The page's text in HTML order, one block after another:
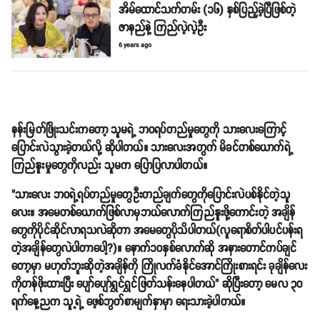
အိမ်ထောင်သက်တမ်း (၁၆) နှစ်ပြည့်ခဲ့ပြီဖြစ်တဲ့
ဇာနည်နဲ့ ကြည်လဲ့လဲ့ဦး
6 years ago
နန်းမြတ်ဖြိုးသင်းကတော့ သူမရဲ့ ဘဝရပ်တည်မှုတွေကို သားလေးကြောင့်
ပြောင်းလဲသွားခဲ့တယ်လို့ ဆိုပါတယ်။ သားလေးအတွက် မိခင်တစ်ယောက်ရဲ့
ကြည်နူးမှုတွေကိုလည်း သူမက ပြောပြလာပါတယ်။
"သားလေး ဘဝရဲ့ရပ်တည်မှုတွေဦးတည်ချက်တွေကိုပြောင်းလဲပစ်နိုင်တဲ့သူ
လေး။ အမေတစ်ယောက်ဖြစ်လာမှဘယ်လောက်ကြည်နူးဖို့ကောင်းတဲ့ အချိန်
တွေကိုပိုင်ဆိုင်လာရသလဲဆိုတာ အမေတွေပိုသိပါတယ်(လူရောစိတ်ပါပင်ပန်းရ
တဲ့အချိန်တွေလဲပါတာပေါ့?)။ နောက်၁၀နှစ်လောက်ဆို အနားတောင်ကပ်ချင်
တော့မှာ မဟုတ်ဘူးဆိုတဲ့အချိန်ကို ကြိုလက်ခံနိုင်အောင်ကြိုးစားရင်း ခုချိန်လေး
ကိုတန်ဖိုးထားပြီး ပျော်ပျော်ရွှင်ရွှင်ဖြတ်သန်းနေပါတယ်" ဆိုပြီးတော့ မေလ ၃၀
ရက်နေ့ညက သူ့ရဲ့ ဖေ့စ်ဘွတ်စာမျက်နှာမှာ ရေးသားခဲ့ပါတယ်။